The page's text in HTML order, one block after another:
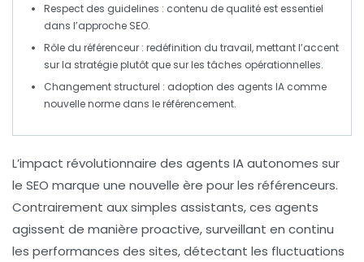
Respect des guidelines : contenu de qualité est essentiel
dans l’approche SEO.
Rôle du référenceur : redéfinition du travail, mettant l’accent
sur la stratégie plutôt que sur les tâches opérationnelles.
Changement structurel : adoption des agents IA comme
nouvelle norme dans le référencement.
L’impact révolutionnaire des agents IA autonomes sur
le SEO marque une nouvelle ère pour les référenceurs.
Contrairement aux simples assistants, ces agents
agissent de manière proactive, surveillant en continu
les performances des sites, détectant les fluctuations